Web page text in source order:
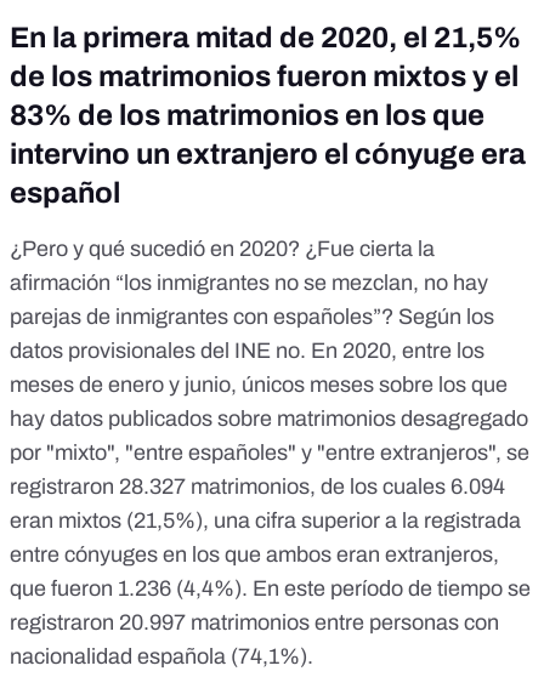
En la primera mitad de 2020, el 21,5%
de los matrimonios fueron mixtos y el
83% de los matrimonios en los que
intervino un extranjero el cónyuge era
español
¿Pero y qué sucedió en 2020? ¿Fue cierta la
afirmación “los inmigrantes no se mezclan, no hay
parejas de inmigrantes con españoles”? Según los
datos provisionales del INE no. En 2020, entre los
meses de enero y junio, únicos meses sobre los que
hay datos publicados sobre matrimonios desagregado
por "mixto", "entre españoles" y "entre extranjeros", se
registraron 28.327 matrimonios, de los cuales 6.094
eran mixtos (21,5%), una cifra superior a la registrada
entre cónyuges en los que ambos eran extranjeros,
que fueron 1.236 (4,4%). En este período de tiempo se
registraron 20.997 matrimonios entre personas con
nacionalidad española (74,1%).